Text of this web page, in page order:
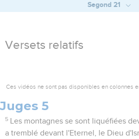
Segond 21
Versets relatifs
Ces vidéos ne sont pas disponibles en colonnes
Juges 5
5
Les montagnes se sont liquéfiées
a tremblé devant l'Eternel, le Dieu